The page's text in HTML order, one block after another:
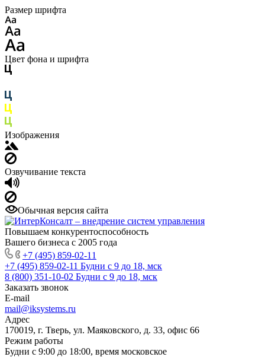
Размер шрифта
Цвет фона и шрифта
Изображения
Озвучивание текста
Обычная версия сайта
Повышаем конкурентоспособность
Вашего бизнеса с 2005 года
+7 (495) 859-02-11
+7 (495) 859-02-11 Будни с 9 до 18, мск
8 (800) 351-10-02 Будни с 9 до 18, мск
Заказать звонок
E-mail
mail@iksystems.ru
Адрес
170019, г. Тверь, ул. Маяковского, д. 33, офис 66
Режим работы
Будни с 9:00 до 18:00, время московское